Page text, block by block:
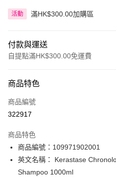
活動 滿HK$300.00加購區
付款與運送
自提點滿HK$300.00免運費
信用卡
Apple Pay
PayMe
WeChat Pay
商品特色
商品編號
322917
商品特色
商品編號：109971902001
英文名稱： Kerastase
Shampoo 1000ml